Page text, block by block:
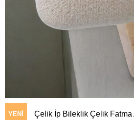
YENI Çelik İp Bileklik Çelik